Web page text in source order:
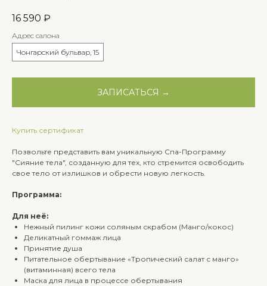
16 590 ₽
Адрес салона
Чонгарский бульвар, 15
ЗАПИСАТЬСЯ →
Купить сертификат
Позвольте представить вам уникальную Спа-Программу
"Сияние тела", созданную для тех, кто стремится освободить
свое тело от излишков и обрести новую легкость.
Программа:
Для неё:
Нежный пилинг кожи соляным скрабом (Манго/кокос)
Деликатный гоммаж лица
Принятие душа
Питательное обертывание «Тропический салат с манго»
(витаминная) всего тела
Маска для лица в процессе обертывания